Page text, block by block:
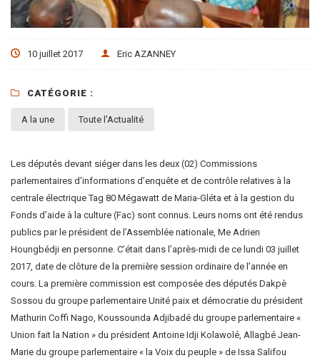
10 juillet 2017 Eric AZANNEY
CATÉGORIE :
A la une Toute l'Actualité
Les députés devant siéger dans les deux (02) Commissions
parlementaires d’informations d’enquête et de contrôle relatives à la
centrale électrique Tag 80 Mégawatt de Maria-Gléta et à la gestion du
Fonds d’aide à la culture (Fac) sont connus. Leurs noms ont été rendus
publics par le président de l’Assemblée nationale, Me Adrien
Houngbédji en personne. C’était dans l’après-midi de ce lundi 03 juillet
2017, date de clôture de la première session ordinaire de l’année en
cours. La première commission est composée des députés Dakpè
Sossou du groupe parlementaire Unité paix et démocratie du président
Mathurin Coffi Nago, Koussounda Adjibadé du groupe parlementaire «
Union fait la Nation » du président Antoine Idji Kolawolé, Allagbé Jean-
Marie du groupe parlementaire « la Voix du peuple » de Issa Salifou